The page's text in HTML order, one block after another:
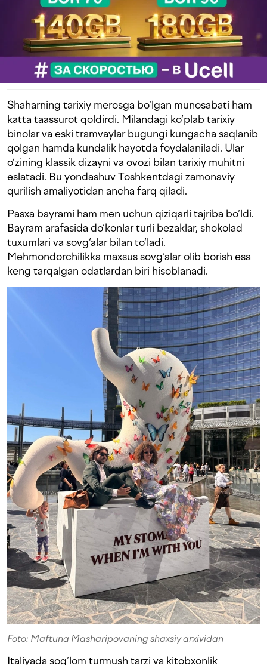
Shaharning tarixiy merosga bo‘lgan munosabati ham
katta taassurot qoldirdi. Milandagi ko‘plab tarixiy
binolar va eski tramvaylar bugungi kungacha saqlanib
qolgan hamda kundalik hayotda foydalaniladi. Ular
o‘zining klassik dizayni va ovozi bilan tarixiy muhitni
eslatadi. Bu yondashuv Toshkentdagi zamonaviy
qurilish amaliyotidan ancha farq qiladi.
Pasxa bayrami ham men uchun qiziqarli tajriba bo‘ldi.
Bayram arafasida do‘konlar turli bezaklar, shokolad
tuxumlari va sovg‘alar bilan to‘ladi.
Mehmondorchilikka maxsus sovg‘alar olib borish esa
keng tarqalgan odatlardan biri hisoblanadi.
Foto: Maftuna Masharipovaning shaxsiy arxividan
Italiyada sog‘lom turmush tarzi va kitobxonlik